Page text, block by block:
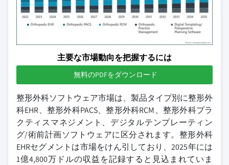
主要な市場動向を把握するには
無料のPDFをダウンロード
整形外科ソフトウェア市場は、製品タイプ別に整形外
科EHR、整形外科PACS、整形外科RCM、整形外科プラ
クティスマネジメント、デジタルテンプレーティン
グ/術前計画ソフトウェアに区分されます。整形外科
EHRセグメントは市場をけん引しており、2025年には
1億4,800万ドルの収益を記録すると見込まれていま